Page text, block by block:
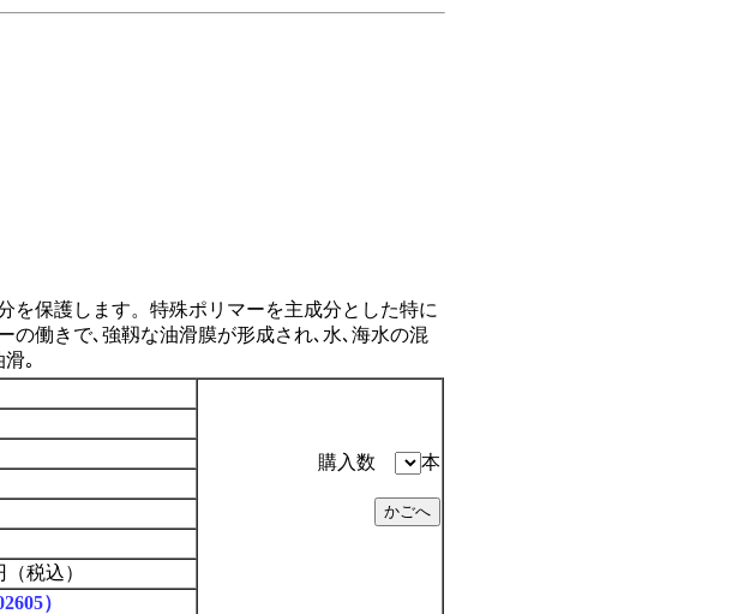
を保護します。特殊ポリマーを主成分とした特に
働きで､強靱な油滑膜が形成され､水､海水の混
｡
購入数 本
税込）
）